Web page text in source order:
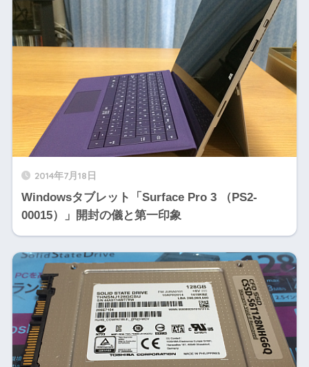
2014年7月18日
Windowsタブレット「Surface Pro 3 （PS2-
00015）」開封の儀と第一印象